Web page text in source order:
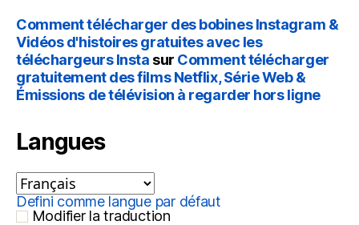
Comment télécharger des bobines Instagram &
Vidéos d'histoires gratuites avec les
téléchargeurs Insta sur Comment télécharger
gratuitement des films Netflix, Série Web &
Émissions de télévision à regarder hors ligne
Langues
Defini comme langue par défaut
Modifier la traduction